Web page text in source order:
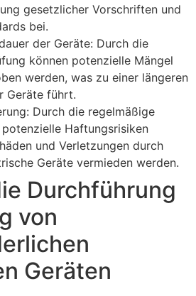
gesetzlicher Vorschriften und
bei.
der Geräte: Durch die
können potenzielle Mängel
werden, was zu einer längeren
Geräte führt.
Durch die regelmäßige
Haftungsrisiken
und Verletzungen durch
Geräte vermieden werden.
Durchführung
von
Geräten